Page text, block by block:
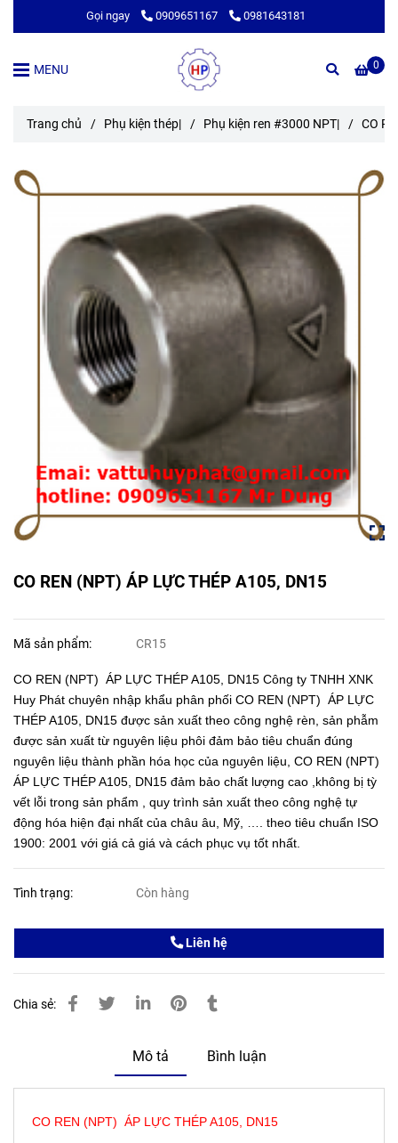
Gọi ngay 0909651167 0981643181
0
MENU
Trang chủ / Phụ kiện thép| / Phụ kiện ren #3000 NPT| / CO
CO REN (NPT) ÁP LỰC THÉP A105, DN15
Mã sản phẩm: CR15
CO REN (NPT) ÁP LỰC THÉP A105, DN15 Công ty TNHH XNK
Huy Phát chuyên nhập khẩu phân phối CO REN (NPT) ÁP LỰC
THÉP A105, DN15 được sản xuất theo công nghệ rèn, sản phẫm
được sản xuất từ nguyên liệu phôi đảm bảo tiêu chuẩn đúng
nguyên liệu thành phần hóa học của nguyên liệu, CO REN (NPT)
ÁP LỰC THÉP A105, DN15 đảm bảo chất lượng cao ,không bị tỳ
vết lỗi trong sản phẩm , quy trình sản xuất theo công nghệ tự
động hóa hiện đại nhất của châu âu, Mỹ, …. theo tiêu chuẩn ISO
1900: 2001 với giá cả giá và cách phục vụ tốt nhất.
Tình trạng: Còn hàng
Liên hệ
Chia sẻ:
Mô tả Bình luận
CO REN (NPT) ÁP LỰC THÉP A105, DN15